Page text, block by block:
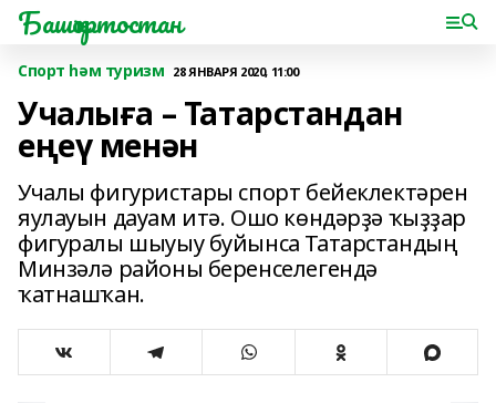
Башҡортостан
Спорт һәм туризм 28 ЯНВАРЯ 2020, 11:00
Учалыға – Татарстандан
еңеү менән
Учалы фигуристары спорт бейеклектәрен
яулауын дауам итә. Ошо көндәрҙә ҡыҙҙар
фигуралы шыуыу буйынса Татарстандың
Минзәлә районы беренселегендә
ҡатнашҡан.